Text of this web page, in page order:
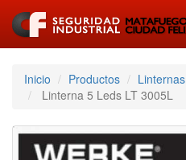
Inicio Productos
Linternas
Linterna 5 Leds LT 3005L